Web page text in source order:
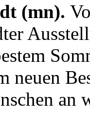
(mn).
neuen
an